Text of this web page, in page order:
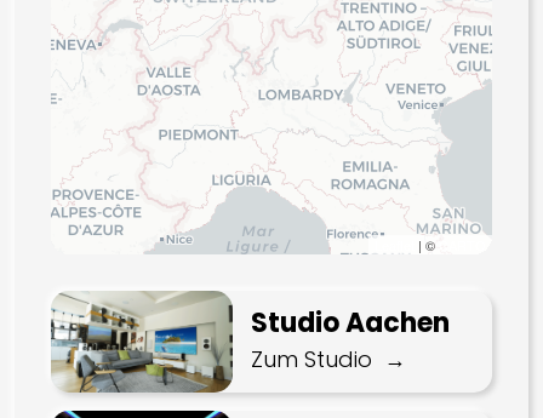
| ©
Studio Aachen
Zum Studio